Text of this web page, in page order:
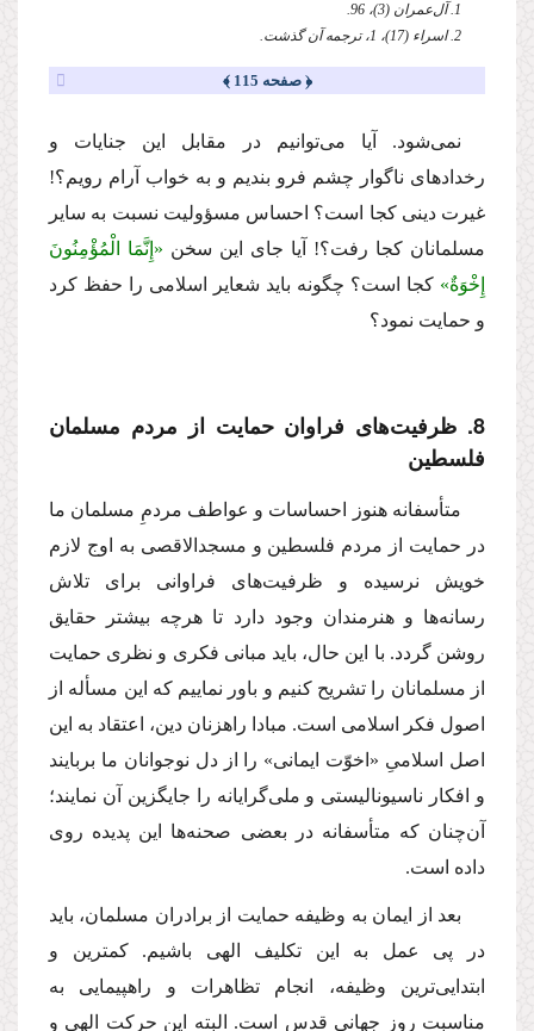
1. آل‌عمران (3)، 96.
2. اسراء (17)، 1، ترجمه آن گذشت.
﴿ صفحه 115 ﴾
نمى‌شود. آیا مى‌توانیم در مقابل این جنایات و
رخدادهاى ناگوار چشم فرو بندیم و به خواب آرام رویم؟!
غیرت دینى كجا است؟ احساس مسؤولیت نسبت به سایر
مسلمانان كجا رفت؟! آیا جاى این سخن «إِنَّمَا الْمُؤْمِنُونَ
إِخْوَةٌ» كجا است؟ چگونه باید شعایر اسلامى را حفظ كرد
و حمایت نمود؟
8. ظرفیت‌هاى فراوان حمایت از مردم مسلمان
فلسطین
متأسفانه هنوز احساسات و عواطف مردمِ مسلمان ما
در حمایت از مردم فلسطین و مسجدالاقصى به اوج لازم
خویش نرسیده و ظرفیت‌هاى فراوانى براى تلاش
رسانه‌ها و هنرمندان وجود دارد تا هرچه بیشتر حقایق
روشن گردد. با این حال، باید مبانى فكرى و نظرى حمایت
از مسلمانان را تشریح كنیم و باور نماییم كه این مسأله از
اصول فكر اسلامى است. مبادا راهزنان دین، اعتقاد به این
اصل اسلامىِ «اخوّت ایمانى» را از دل نوجوانان ما بربایند
و افكار ناسیونالیستى و ملى‌گرایانه را جایگزین آن نمایند؛
آن‌چنان كه متأسفانه در بعضى صحنه‌ها این پدیده روى
داده است.
بعد از ایمان به وظیفه حمایت از برادران مسلمان، باید
در پى عمل به این تكلیف الهى باشیم. كمترین و
ابتدایى‌ترین وظیفه، انجام تظاهرات و راهپیمایى به
مناسبت روز جهانى قدس است. البته این حركت الهى و